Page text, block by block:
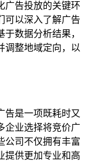
广告投放的关键环
可以深入了解广告
数据分析结果，
调整地域定向，以
告是一项既耗时又
企业选择将竞价广
公司不仅拥有丰富
提供更加专业和高